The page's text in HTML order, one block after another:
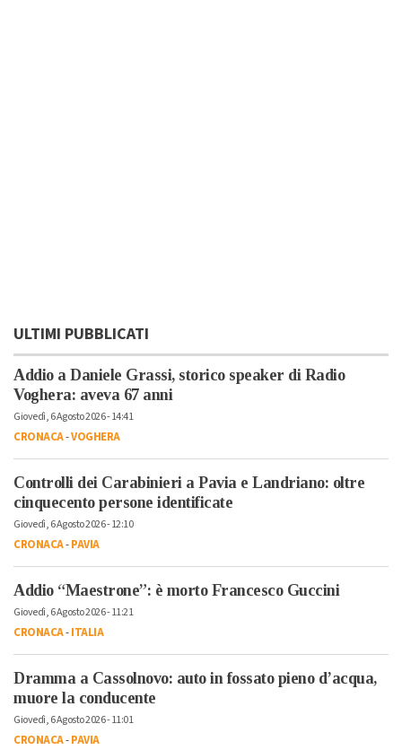
ULTIMI PUBBLICATI
Addio a Daniele Grassi, storico speaker di Radio
Voghera: aveva 67 anni
Giovedì, 6 Agosto 2026 - 14:41
CRONACA-VOGHERA
Controlli dei Carabinieri a Pavia e Landriano: oltre
cinquecento persone identificate
Giovedì, 6 Agosto 2026 - 12:10
CRONACA-PAVIA
Addio “Maestrone”: è morto Francesco Guccini
Giovedì, 6 Agosto 2026 - 11:21
CRONACA-ITALIA
Dramma a Cassolnovo: auto in fossato pieno d’acqua,
muore la conducente
Giovedì, 6 Agosto 2026 - 11:01
CRONACA-PAVIA